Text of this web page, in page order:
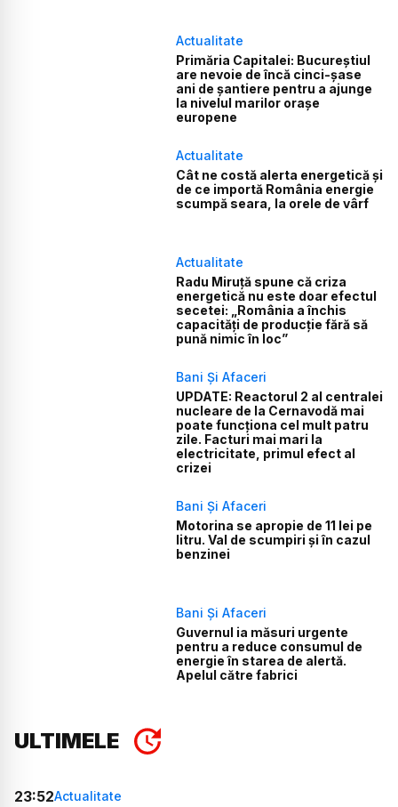
Actualitate
Primăria Capitalei: Bucureștiul
are nevoie de încă cinci-șase
ani de șantiere pentru a ajunge
la nivelul marilor orașe
europene
Actualitate
Cât ne costă alerta energetică și
de ce importă România energie
scumpă seara, la orele de vârf
Actualitate
Radu Miruță spune că criza
energetică nu este doar efectul
secetei: „România a închis
capacități de producție fără să
pună nimic în loc”
Bani Și Afaceri
UPDATE: Reactorul 2 al centralei
nucleare de la Cernavodă mai
poate funcționa cel mult patru
zile. Facturi mai mari la
electricitate, primul efect al
crizei
Bani Și Afaceri
Motorina se apropie de 11 lei pe
litru. Val de scumpiri și în cazul
benzinei
Bani Și Afaceri
Guvernul ia măsuri urgente
pentru a reduce consumul de
energie în starea de alertă.
Apelul către fabrici
ULTIMELE
23:52Actualitate